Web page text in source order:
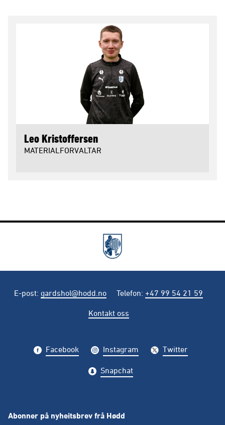
Leo Kristoffersen
MATERIALFORVALTAR
E-post: gardshol@hodd.no Telefon: +47 99 54 21 59
Kontakt oss
Facebook Instagram Twitter
Snapchat
Abonner på nyheitsbrev frå Hødd